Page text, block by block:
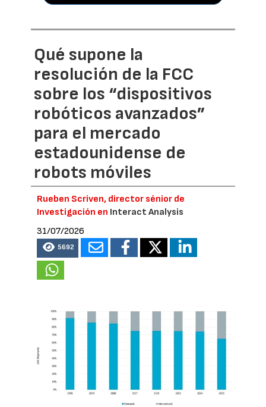
Qué supone la
resolución de la FCC
sobre los “dispositivos
robóticos avanzados”
para el mercado
estadounidense de
robots móviles
Rueben Scriven, director sénior de
Investigación en Interact Analysis
31/07/2026
5692